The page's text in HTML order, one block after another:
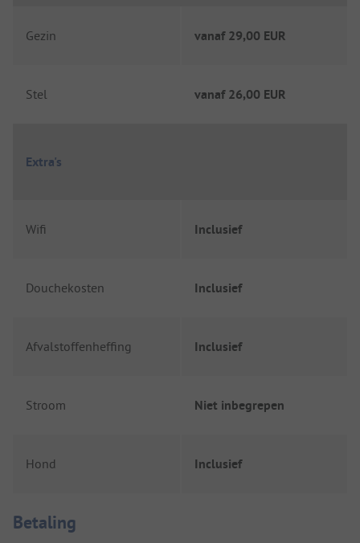
Gezin vanaf 29,00 EUR
Stel vanaf 26,00 EUR
Extra's
Wifi Inclusief
Douchekosten Inclusief
Afvalstoffenheffing Inclusief
Stroom Niet inbegrepen
Hond Inclusief
Betaalinformatie
Betaling